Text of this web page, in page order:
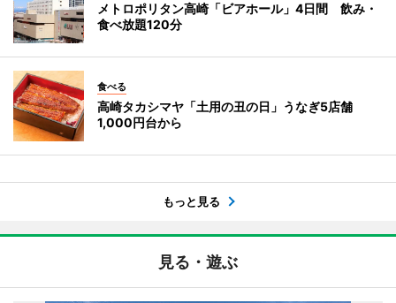
メトロポリタン高崎「ビアホール」4日間 飲み・
食べ放題120分
食べる
高崎タカシマヤ「土用の丑の日」うなぎ5店舗
1,000円台から
もっと見る
見る・遊ぶ